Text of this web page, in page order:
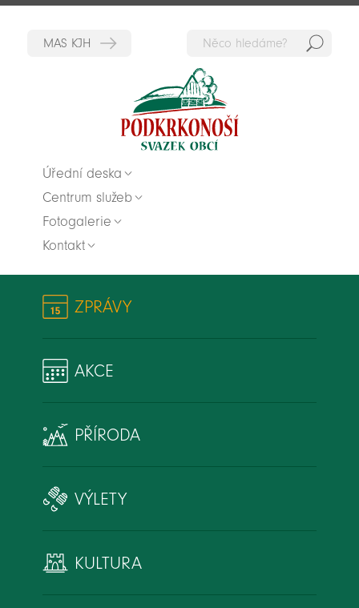
Úřední deska
Centrum služeb
Fotogalerie
Kontakt
ZPRÁVY
AKCE
PŘÍRODA
VÝLETY
KULTURA